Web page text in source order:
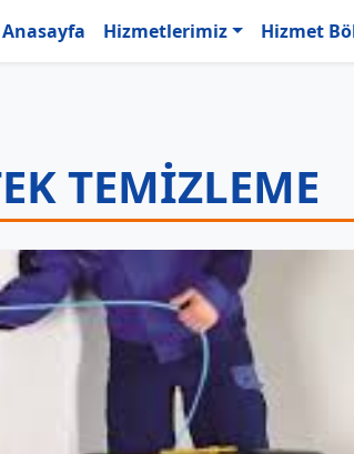
Anasayfa Hizmetlerimiz Hizmet
TEMIZLEME